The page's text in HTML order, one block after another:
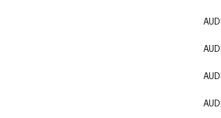
AUDI
AUDI
AUDI
AUDI